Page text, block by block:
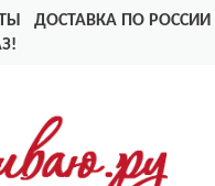
ДОСТАВКА ПО РОССИИ